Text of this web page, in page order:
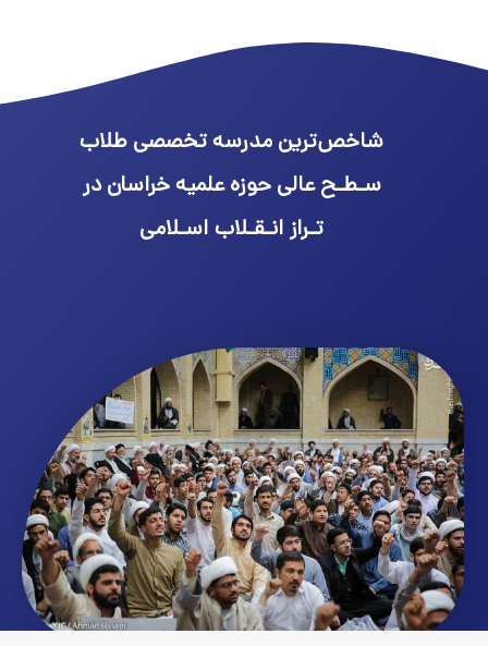
شاخص‌ترین مدرسه تخصصی طلاب
سـطـح عالی حوزه علمیه خراسان در
تـراز انـقـلاب اسـلامی